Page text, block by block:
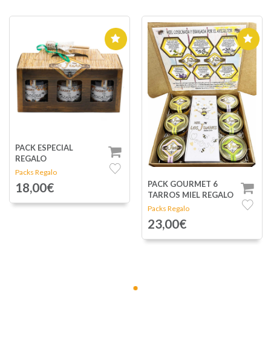
PACK ESPECIAL
REGALO
Packs Regalo
18,00€
PACK GOURMET 6
TARROS MIEL REGALO
Packs Regalo
23,00€